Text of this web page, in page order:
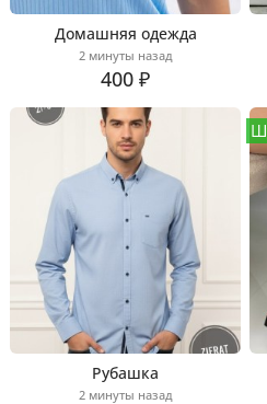
Домашняя одежда
2 минуты назад
400 ₽
Рубашка
2 минуты назад